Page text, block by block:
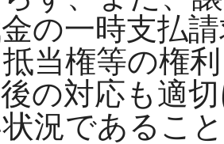
の一時支払
当権等の権
の対応も適
況であるこ